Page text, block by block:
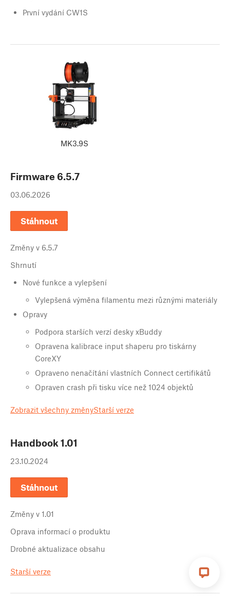
První vydání CW1S
MK3.9S
Firmware 6.5.7
03.06.2026
Stáhnout
Změny v 6.5.7
Shrnutí
Nové funkce a vylepšení
Vylepšená výměna filamentu mezi různými materiály
Opravy
Podpora starších verzí desky xBuddy
Opravena kalibrace input shaperu pro tiskárny
CoreXY
Opraveno nenačítání vlastních Connect certifikátů
Opraven crash při tisku více než 1024 objektů
Zobrazit všechny změnyStarší verze
Handbook 1.01
23.10.2024
Stáhnout
Změny v 1.01
Oprava informací o produktu
Drobné aktualizace obsahu
Starší verze